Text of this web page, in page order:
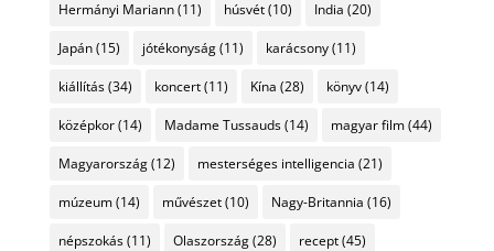
Hermányi Mariann(11) húsvét(10) India (20)
Japán(15) jótékonyság(11) karácsony(11)
kiállítás(34) koncert(11) Kína (28) könyv(14)
középkor(14) Madame Tussauds(14) magyar film(44)
Magyarország(12) mesterséges intelligencia (21)
múzeum(14) művészet(10) Nagy-Britannia (16)
népszokás(11) Olaszország(28) recept(45)